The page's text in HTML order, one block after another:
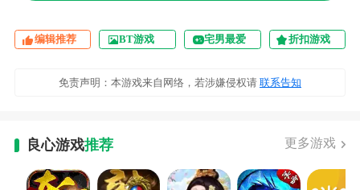
编辑推荐 BT游戏 宅男最爱 折扣游戏
免责声明：本游戏来自网络，若涉嫌侵权请 联系告知
良心游戏推荐 更多游戏